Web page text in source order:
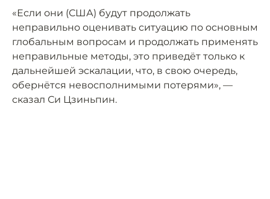
«Если они (США) будут продолжать
неправильно оценивать ситуацию по основным
глобальным вопросам и продолжать применять
неправильные методы, это приведёт только к
дальнейшей эскалации, что, в свою очередь,
обернётся невосполнимыми потерями», —
сказал Си Цзиньпин.